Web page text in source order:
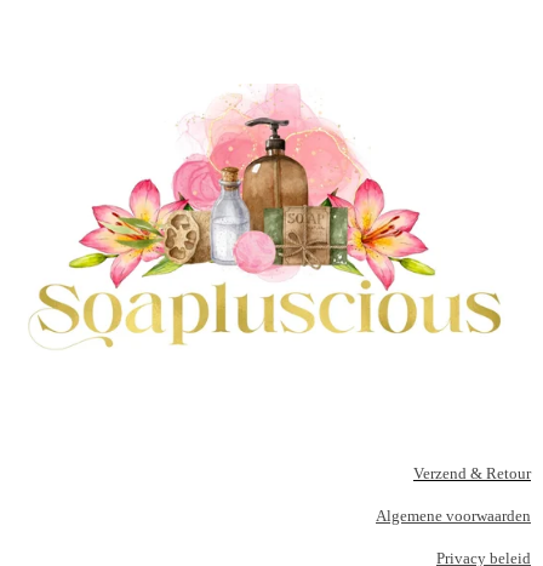
Verzend & Retour
Algemene voorwaarden
Privacy beleid